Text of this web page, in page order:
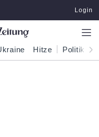
Login
Hitze Politik